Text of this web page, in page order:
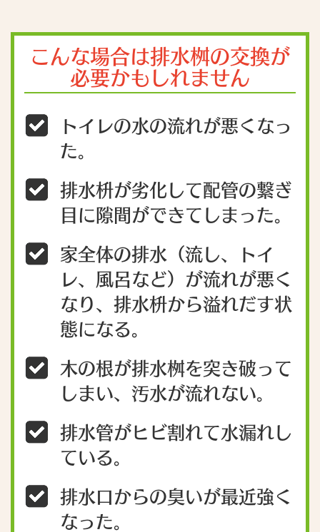
こんな場合は排水桝の交換が
必要かもしれません
トイレの水の流れが悪くなっ
た。
排水枡が劣化して配管の繋ぎ
目に隙間ができてしまった。
家全体の排水（流し、トイ
レ、風呂など）が流れが悪く
なり、排水枡から溢れだす状
態になる。
木の根が排水桝を突き破って
しまい、汚水が流れない。
排水管がヒビ割れて水漏れし
ている。
排水口からの臭いが最近強く
なった。